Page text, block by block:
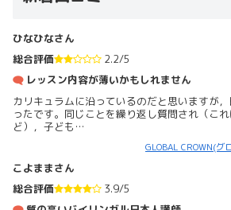
ひなひなさん
総合評価
2.2/5
レッスン内容が薄いかもしれません
カリキュラムに沿っているのだと思いますが
ったです。同じことを繰り返し質問され（こ
ど），子ども…
GLOBAL CROWN(
こよままさん
総合評価
3.9/5